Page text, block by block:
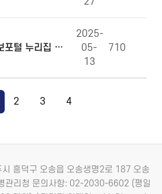
🍀국가건강정보포털 누리집 만족도 조사에 참여해주세요!🍀
2025-
05-
13
710
2 3 4
흥덕구 오송읍 오송생명2로 187 오송
관리청 문의사항: 02-2030-6602 (평일